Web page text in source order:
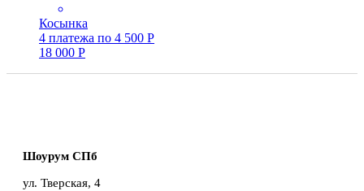
Косынка
4 платежа по 4 500 Р
18 000 Р
Шоурум СПб
ул. Тверская, 4